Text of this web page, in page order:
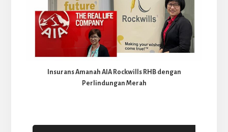
Insurans Amanah AIA Rockwills RHB dengan
Perlindungan Merah